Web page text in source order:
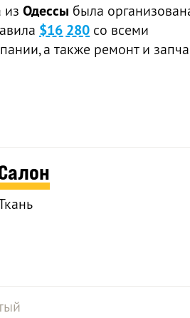
из Одессы была
$16 280 со всеми
а также ремонт и